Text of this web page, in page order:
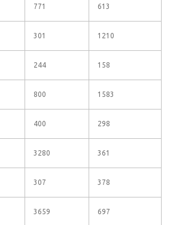
771 613
301 1210
244 158
800 1583
400 298
3280 361
307 378
3659 697